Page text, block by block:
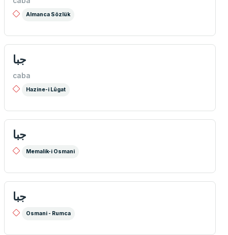
Almanca Sözlük
جبا
caba
Hazine-i Lûgat
جبا
Memalik-i Osmani
جبا
Osmani - Rumca